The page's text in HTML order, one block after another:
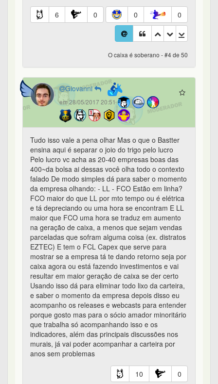
6 0 0 0
O caixa é soberano - #4 de 50
Giovanni
em 28/05/2017 20:51
Tudo isso vale a pena olhar Mas o que o Bastter
ensina aqui é separar o joio do trigo pelo lucro
Pelo lucro vc acha as 20-40 empresas boas das
400~da bolsa ai dessas você olha todo o contexto
falado De modo simples dá para saber o momento
da empresa olhando: - LL - FCO Estão em linha?
FCO maior do que LL por mto tempo ou é elétrica
e tá depreciando ou uma hora se encontram E LL
maior que FCO uma hora se traduz em aumento
na geração de caixa, a menos que sejam vendas
parceladas que sofram alguma coisa (ex. distratos
EZTEC) E tem o FCL Capex que serve para
mostrar se a empresa tá te dando retorno seja por
caixa agora ou está fazendo investimentos e vai
resultar em maior geração de caixa se der certo
Usando isso dá para eliminar todo lixo da carteira,
e saber o momento da empresa depois disso eu
acompanho os releases e webcasts para entender
porque gosto mas para o sócio amador minoritário
que trabalha só acompanhando isso e os
indicadores, além das principais discussões nos
murais, já vai poder acompanhar a carteira por
anos sem problemas
10
0